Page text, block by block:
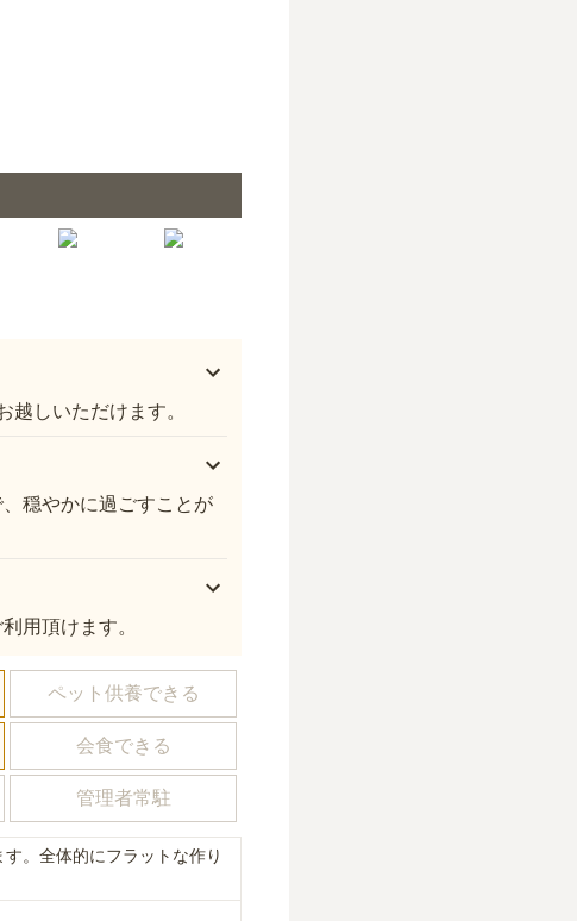
しいただけます。
穏やかに過ごすことが
用頂けます。
ペット供養できる
会食できる
管理者常駐
。全体的にフラットな作り